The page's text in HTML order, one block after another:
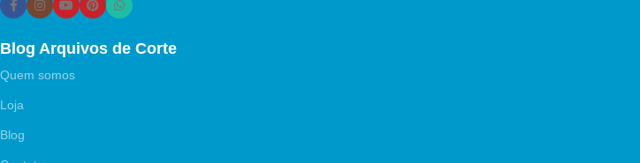
Blog Arquivos de Corte
Quem somos
Loja
Blog